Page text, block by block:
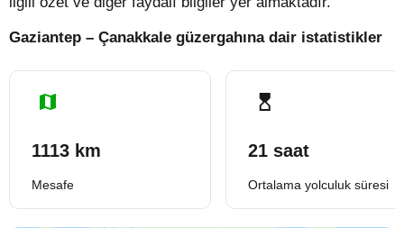
Gaziantep – Çanakkale güzergahına dair istatistikler
1113 km
Mesafe
21 saat
Ortalama yolculuk süresi